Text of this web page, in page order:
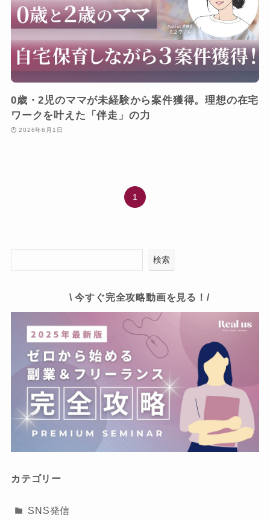
0歳・2児のママが未経験から案件獲得。理想の在宅
ワークを叶えた「伴走」の力
2026年6月1日
1
検索
\ 今すぐ完全攻略動画を見る！/
カテゴリー
SNS発信